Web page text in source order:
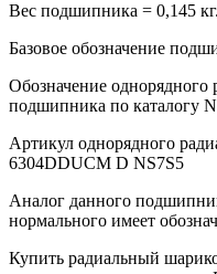
Вес подшипника = 0,145 кг.
Базовое обозначение
Обозначение однорядного
подшипника по каталогу
Артикул однорядного
6304DDUCM D NS7S5
Аналог данного
нормального имеет
Купить радиальный